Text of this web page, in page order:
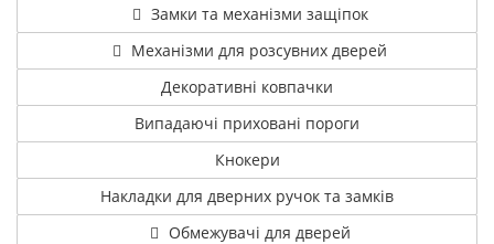
Замки та механізми защіпок
Механізми для розсувних дверей
Декоративні ковпачки
Випадаючі приховані пороги
Кнокери
Накладки для дверних ручок та замків
Обмежувачі для дверей